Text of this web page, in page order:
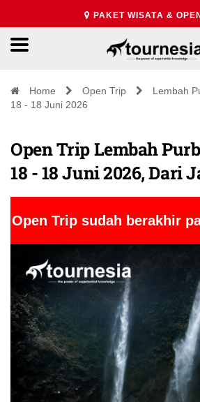
PAKET WISATA &
Home Open Trip
Lembah
18 - 18 Juni 2026
Open Trip Lembah
18 - 18 Juni 2026, Dari
Open Trip sudah berakhir